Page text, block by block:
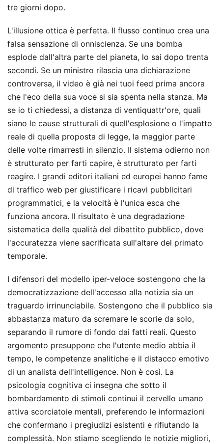
tre giorni dopo.
L'illusione ottica è perfetta. Il flusso continuo crea una
falsa sensazione di onniscienza. Se una bomba
esplode dall'altra parte del pianeta, lo sai dopo trenta
secondi. Se un ministro rilascia una dichiarazione
controversa, il video è già nei tuoi feed prima ancora
che l'eco della sua voce si sia spenta nella stanza. Ma
se io ti chiedessi, a distanza di ventiquattr'ore, quali
siano le cause strutturali di quell'esplosione o l'impatto
reale di quella proposta di legge, la maggior parte
delle volte rimarresti in silenzio. Il sistema odierno non
è strutturato per farti capire, è strutturato per farti
reagire. I grandi editori italiani ed europei hanno fame
di traffico web per giustificare i ricavi pubblicitari
programmatici, e la velocità è l'unica esca che
funziona ancora. Il risultato è una degradazione
sistematica della qualità del dibattito pubblico, dove
l'accuratezza viene sacrificata sull'altare del primato
temporale.
I difensori del modello iper-veloce sostengono che la
democratizzazione dell'accesso alla notizia sia un
traguardo irrinunciabile. Sostengono che il pubblico sia
abbastanza maturo da scremare le scorie da solo,
separando il rumore di fondo dai fatti reali. Questo
argomento presuppone che l'utente medio abbia il
tempo, le competenze analitiche e il distacco emotivo
di un analista dell'intelligence. Non è così. La
psicologia cognitiva ci insegna che sotto il
bombardamento di stimoli continui il cervello umano
attiva scorciatoie mentali, preferendo le informazioni
che confermano i pregiudizi esistenti e rifiutando la
complessità. Non stiamo scegliendo le notizie migliori,